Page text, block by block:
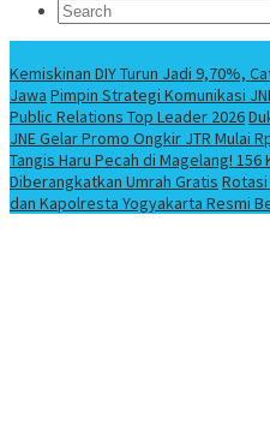
Kemiskinan DIY Turun Jadi 9,70%,
Jawa Pimpin Strategi Komunikasi
Public Relations Top Leader 2026
JNE Gelar Promo Ongkir JTR Mulai
Tangis Haru Pecah di Magelang! 156
Diberangkatkan Umrah Gratis Rotasi
dan Kapolresta Yogyakarta Resmi